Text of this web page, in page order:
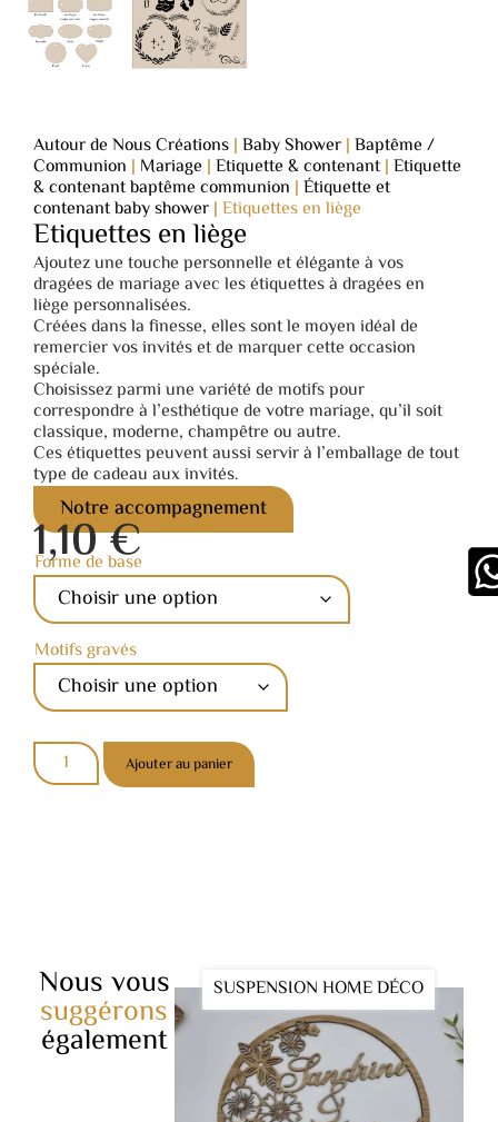
Autour de Nous Créations |Baby Shower |Baptême /
Communion | Mariage |Etiquette & contenant|Etiquette
& contenant baptême communion |Étiquette et
contenant baby shower |Etiquettes en liège
Etiquettes en liège
Ajoutez une touche personnelle et élégante à vos
dragées de mariage avec les étiquettes à dragées en
liège personnalisées.
Créées dans la finesse, elles sont le moyen idéal de
remercier vos invités et de marquer cette occasion
spéciale.
Choisissez parmi une variété de motifs pour
correspondre à l’esthétique de votre mariage, qu’il soit
classique, moderne, champêtre ou autre.
Ces étiquettes peuvent aussi servir à l’emballage de tout
type de cadeau aux invités.
Notre accompagnement
1,10€
Forme de base
Motifs gravés
Ajouter au panier
Nous vous
suggérons
également
SUSPENSION HOME DÉCO